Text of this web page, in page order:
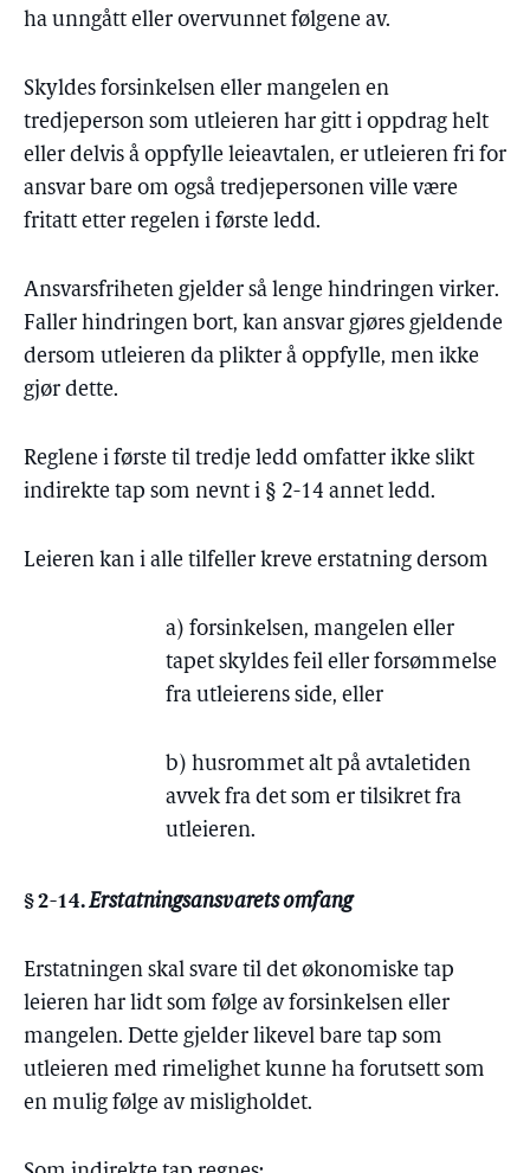
ha unngått eller overvunnet følgene av.
Skyldes forsinkelsen eller mangelen en
tredjeperson som utleieren har gitt i oppdrag helt
eller delvis å oppfylle leieavtalen, er utleieren fri for
ansvar bare om også tredjepersonen ville være
fritatt etter regelen i første ledd.
Ansvarsfriheten gjelder så lenge hindringen virker.
Faller hindringen bort, kan ansvar gjøres gjeldende
dersom utleieren da plikter å oppfylle, men ikke
gjør dette.
Reglene i første til tredje ledd omfatter ikke slikt
indirekte tap som nevnt i § 2-14 annet ledd.
Leieren kan i alle tilfeller kreve erstatning dersom
a) forsinkelsen, mangelen eller
tapet skyldes feil eller forsømmelse
fra utleierens side, eller
b) husrommet alt på avtaletiden
avvek fra det som er tilsikret fra
utleieren.
§ 2-14.Erstatningsansvarets omfang
Erstatningen skal svare til det økonomiske tap
leieren har lidt som følge av forsinkelsen eller
mangelen. Dette gjelder likevel bare tap som
utleieren med rimelighet kunne ha forutsett som
en mulig følge av misligholdet.